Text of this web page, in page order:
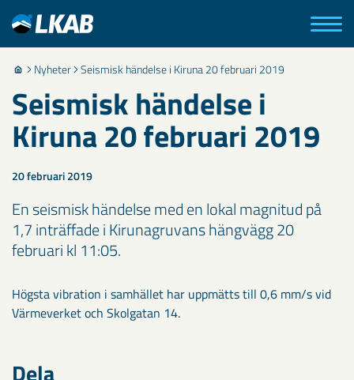
Nyheter Seismisk händelse i Kiruna 20 februari 2019
Seismisk händelse i
Kiruna 20 februari 2019
20 februari 2019
En seismisk händelse med en lokal magnitud på
1,7 inträffade i Kirunagruvans hängvägg 20
februari kl 11:05.
Högsta vibration i samhället har uppmätts till 0,6 mm/s vid
Värmeverket och Skolgatan 14.